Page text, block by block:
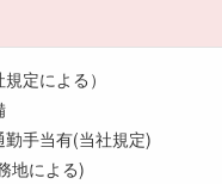
定による）
手当有(当社規定)
地による)